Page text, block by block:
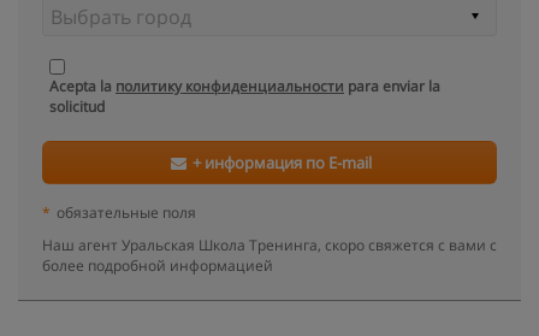
Acepta la политику конфиденциальности para enviar la
solicitud
+ информация по E-mail
* обязательные поля
Наш агент Уральская Школа Тренинга, скоро свяжется с вами с
более подробной информацией